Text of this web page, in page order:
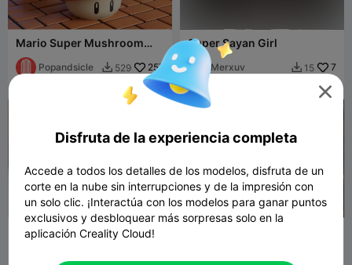
Mario Super Mushroom
Bowl (From Super Nintendo
World)Popandsicle  529 257
Super Sayan Girl
Merxuv  15 7
Soporte para mando Mario
- Switch Pro - PS5 - Xbox

Disfruta de la experiencia completa
Accede a todos los detalles de los modelos, disfruta de un
corte en la nube sin interrupciones y de la impresión con
un solo clic. ¡Interactúa con los modelos para ganar puntos
exclusivos y desbloquear más sorpresas solo en la
aplicación Creality Cloud!